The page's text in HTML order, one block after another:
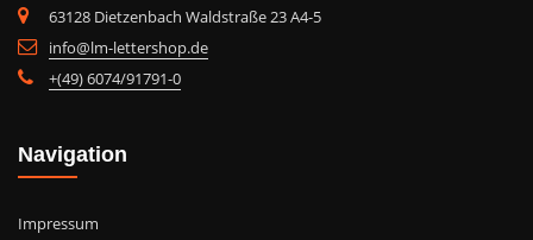
63128 Dietzenbach Waldstraße 23 A4-5
info@lm-lettershop.de
+(49) 6074/91791-0
Navigation
Impressum